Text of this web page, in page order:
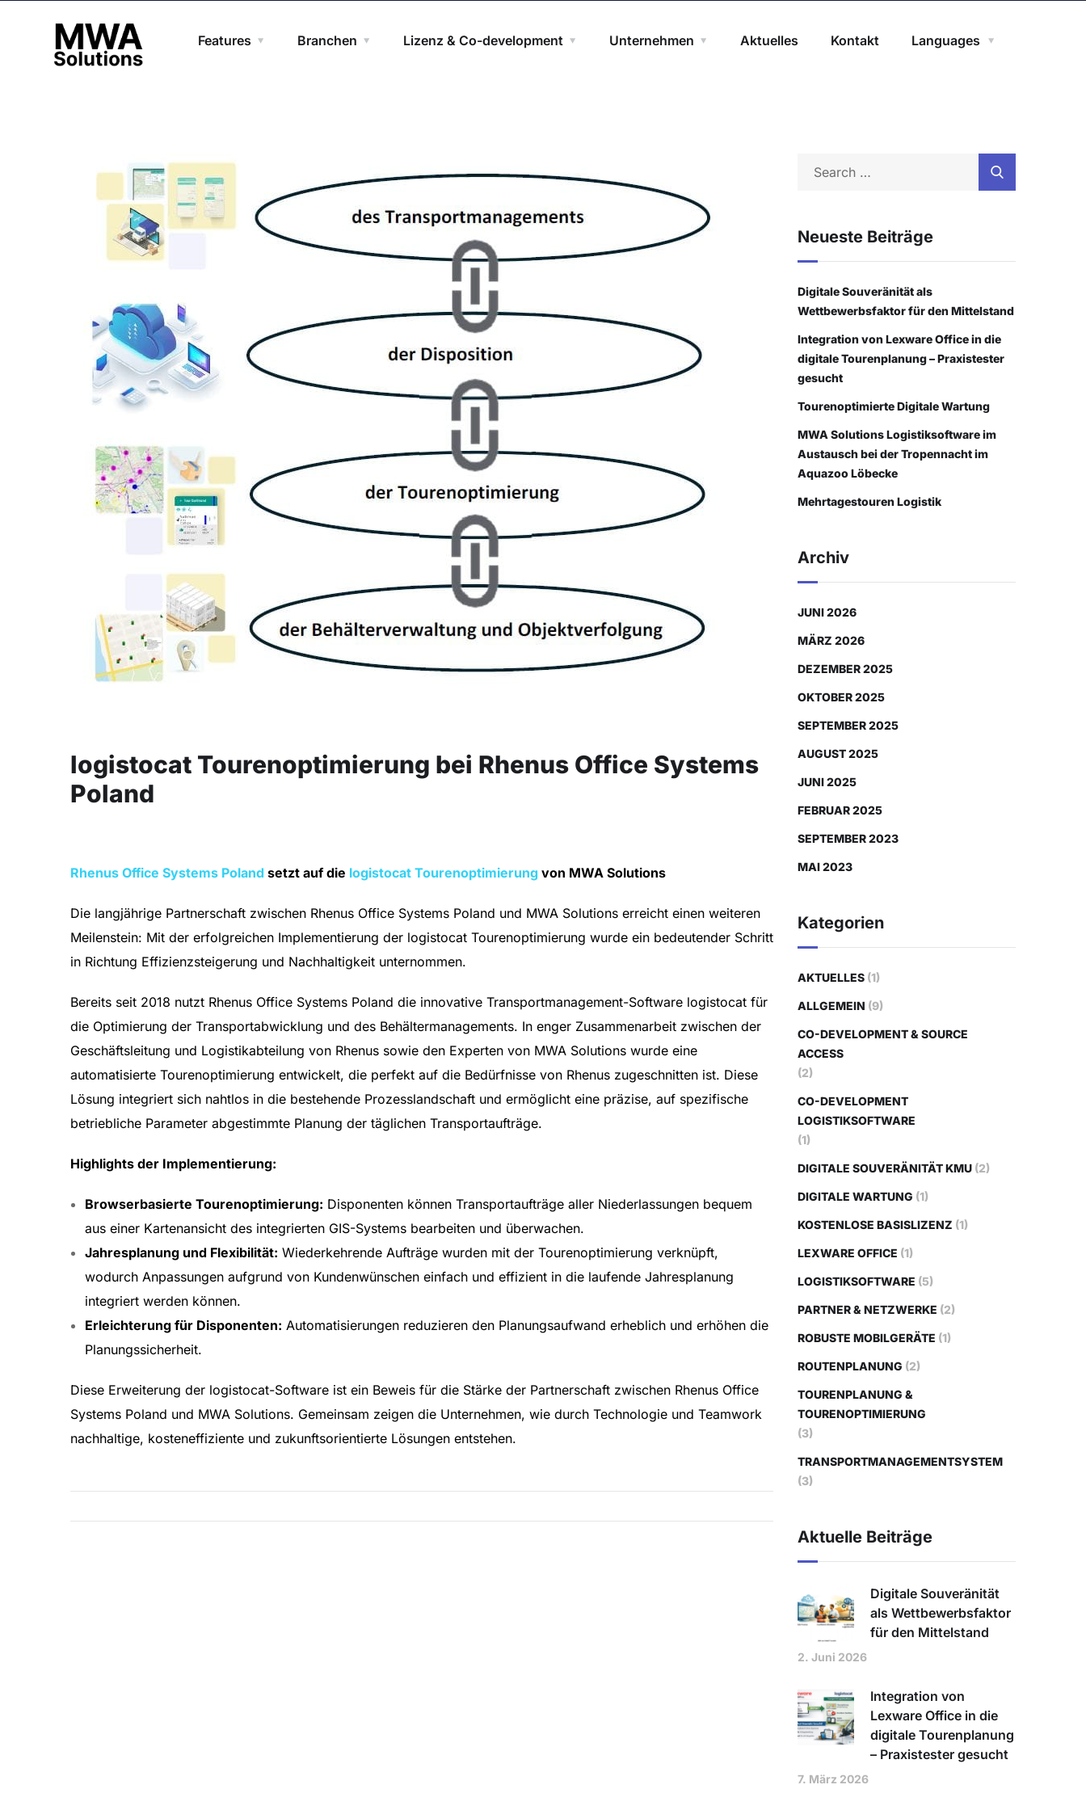
Features Branchen Lizenz & Co-development Unternehmen Aktuelles Kontakt Languages
logistocat Tourenoptimierung bei Rhenus Office Systems
Poland
Rhenus Office Systems Poland setzt auf die logistocat Tourenoptimierung von MWA Solutions
Die langjährige Partnerschaft zwischen Rhenus Office Systems Poland und MWA Solutions erreicht einen weiteren
Meilenstein: Mit der erfolgreichen Implementierung der logistocat Tourenoptimierung wurde ein bedeutender Schritt
in Richtung Effizienzsteigerung und Nachhaltigkeit unternommen.
Bereits seit 2018 nutzt Rhenus Office Systems Poland die innovative Transportmanagement-Software logistocat für
die Optimierung der Transportabwicklung und des Behältermanagements. In enger Zusammenarbeit zwischen der
Geschäftsleitung und Logistikabteilung von Rhenus sowie den Experten von MWA Solutions wurde eine
automatisierte Tourenoptimierung entwickelt, die perfekt auf die Bedürfnisse von Rhenus zugeschnitten ist. Diese
Lösung integriert sich nahtlos in die bestehende Prozesslandschaft und ermöglicht eine präzise, auf spezifische
betriebliche Parameter abgestimmte Planung der täglichen Transportaufträge.
Highlights der Implementierung:
Browserbasierte Tourenoptimierung: Disponenten können Transportaufträge aller Niederlassungen bequem
aus einer Kartenansicht des integrierten GIS-Systems bearbeiten und überwachen.
Jahresplanung und Flexibilität: Wiederkehrende Aufträge wurden mit der Tourenoptimierung verknüpft,
wodurch Anpassungen aufgrund von Kundenwünschen einfach und effizient in die laufende Jahresplanung
integriert werden können.
Erleichterung für Disponenten: Automatisierungen reduzieren den Planungsaufwand erheblich und erhöhen die
Planungssicherheit.
Diese Erweiterung der logistocat-Software ist ein Beweis für die Stärke der Partnerschaft zwischen Rhenus Office
Systems Poland und MWA Solutions. Gemeinsam zeigen die Unternehmen, wie durch Technologie und Teamwork
nachhaltige, kosteneffiziente und zukunftsorientierte Lösungen entstehen.
Neueste Beiträge
Digitale Souveränität als
Wettbewerbsfaktor für den Mittelstand
Integration von Lexware Office in die
digitale Tourenplanung – Praxistester
gesucht
Tourenoptimierte Digitale Wartung
MWA Solutions Logistiksoftware im
Austausch bei der Tropennacht im
Aquazoo Löbecke
Mehrtagestouren Logistik
Archiv
JUNI 2026
MÄRZ 2026
DEZEMBER 2025
OKTOBER 2025
SEPTEMBER 2025
AUGUST 2025
JUNI 2025
FEBRUAR 2025
SEPTEMBER 2023
MAI 2023
Kategorien
AKTUELLES (1)
ALLGEMEIN (9)
CO-DEVELOPMENT & SOURCE
ACCESS
(2)
CO-DEVELOPMENT
LOGISTIKSOFTWARE
(1)
DIGITALE SOUVERÄNITÄT KMU (2)
DIGITALE WARTUNG (1)
KOSTENLOSE BASISLIZENZ (1)
LEXWARE OFFICE (1)
LOGISTIKSOFTWARE (5)
PARTNER & NETZWERKE (2)
ROBUSTE MOBILGERÄTE (1)
ROUTENPLANUNG (2)
TOURENPLANUNG &
TOURENOPTIMIERUNG
(3)
TRANSPORTMANAGEMENTSYSTEM
(3)
Aktuelle Beiträge
Digitale Souveränität
als Wettbewerbsfaktor
für den Mittelstand
2. Juni 2026
Integration von
Lexware Office in die
digitale Tourenplanung
– Praxistester gesucht
7. März 2026